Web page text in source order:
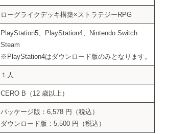
ローグライクデッキ構築×ストラテジーRPG
PlayStation5、PlayStation4、Nintendo Switch
Steam
※PlayStation4はダウンロード版のみとなります。
１人
CERO B（12 歳以上）
パッケージ版：6,578 円（税込）
ダウンロード版：5,500 円（税込）